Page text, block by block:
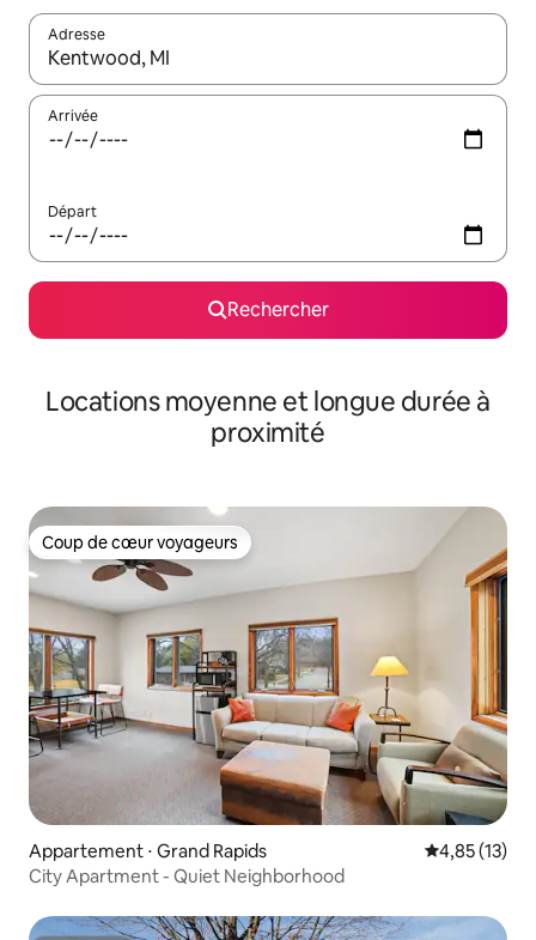
Adresse
Lorsque les résultats s'affichent, utilisez les flèches vers le
Arrivée
Départ
Rechercher
Locations moyenne et longue durée à
proximité
Coup de cœur voyageurs
Coup de cœur voyageurs
Appartement ⋅ Grand Rapids Évaluation
4,85 (13)
City Apartment - Quiet Neighborhood